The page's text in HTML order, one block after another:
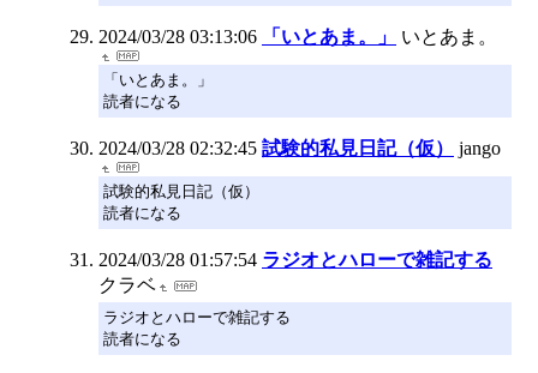
2024/03/28 03:13:06 「いとあま。」 いとあま。
「いとあま。」
読者になる
2024/03/28 02:32:45 試験的私見日記（仮） jango
試験的私見日記（仮）
読者になる
2024/03/28 01:57:54 ラジオとハローで雑記する
クラベ
ラジオとハローで雑記する
読者になる